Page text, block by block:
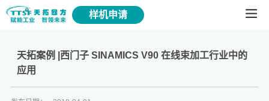
样机申请
天拓案例 |西门子 SINAMICS V90 在线束加工行业中的
应用